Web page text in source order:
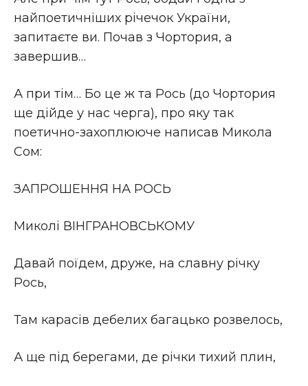
найпоетичніших річечок України,
запитаєте ви. Почав з Чортория, а
завершив…
А при тім… Бо це ж та Рось (до Чортория
ще дійде у нас черга), про яку так
поетично-захоплююче написав Микола
Сом:
ЗАПРОШЕННЯ НА РОСЬ
Миколі ВІНГРАНОВСЬКОМУ
Давай поїдем, друже, на славну річку
Рось,
Там карасів дебелих багацько розвелось,
А ще під берегами, де річки тихий плин,